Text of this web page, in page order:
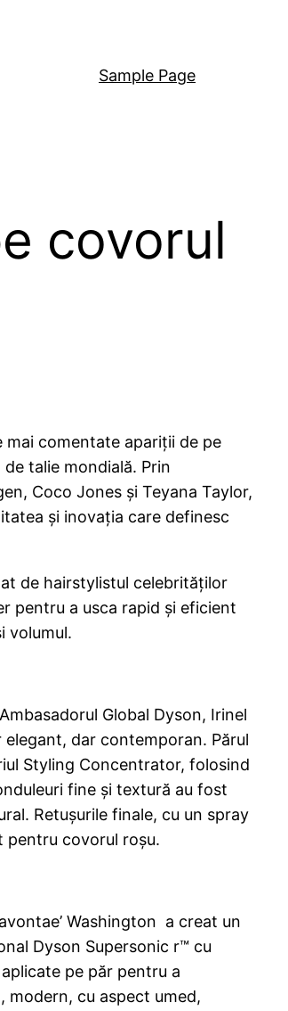
Sample Page
covorul
mai comentate apariții de pe
talie mondială. Prin
Coco Jones și Teyana Taylor,
și inovația care definesc
de hairstylistul celebrităților
pentru a usca rapid și eficient
volumul.
Global Dyson, Irinel
dar contemporan. Părul
Styling Concentrator, folosind
fine și textură au fost
Retușurile finale, cu un spray
pentru covorul roșu.
Washington a creat un
Dyson Supersonic r™ cu
pe păr pentru a
modern, cu aspect umed,